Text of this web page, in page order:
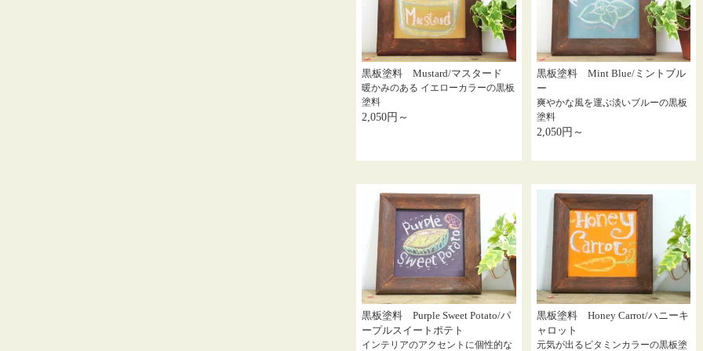
黒板塗料 Mustard/マスタード
暖かみのある イエローカラーの黒板
塗料
2,050円～
黒板塗料 Mint Blue/ミントブル
ー
爽やかな風を運ぶ淡いブルーの黒板
塗料
2,050円～
黒板塗料 Purple Sweet Potato/パ
ープルスイートポテト
インテリアのアクセントに個性的な
黒板塗料 Honey Carrot/ハニーキ
ャロット
元気が出るビタミンカラーの黒板塗